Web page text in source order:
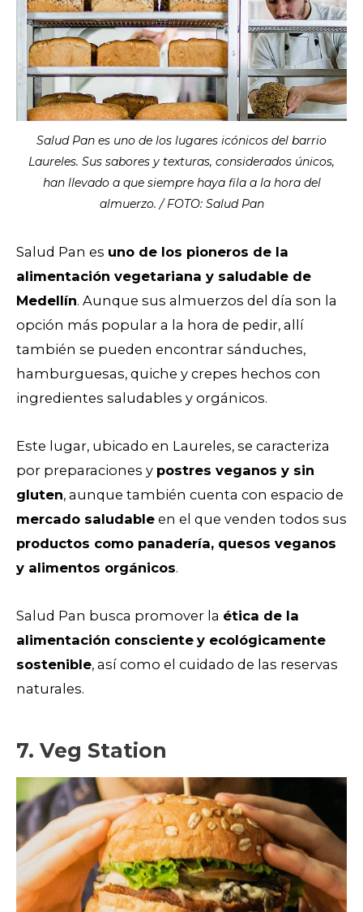
Salud Pan es uno de los lugares icónicos del barrio
Laureles. Sus sabores y texturas, considerados únicos,
han llevado a que siempre haya fila a la hora del
almuerzo. / FOTO: Salud Pan
Salud Pan es uno de los pioneros de la
alimentación vegetariana y saludable de
Medellín. Aunque sus almuerzos del día son la
opción más popular a la hora de pedir, allí
también se pueden encontrar sánduches,
hamburguesas, quiche y crepes hechos con
ingredientes saludables y orgánicos.
Este lugar, ubicado en Laureles, se caracteriza
por preparaciones y postres veganos y sin
gluten, aunque también cuenta con espacio de
mercado saludable en el que venden todos sus
productos como panadería, quesos veganos
y alimentos orgánicos.
Salud Pan busca promover la ética de la
alimentación consciente y ecológicamente
sostenible, así como el cuidado de las reservas
naturales.
7. Veg Station